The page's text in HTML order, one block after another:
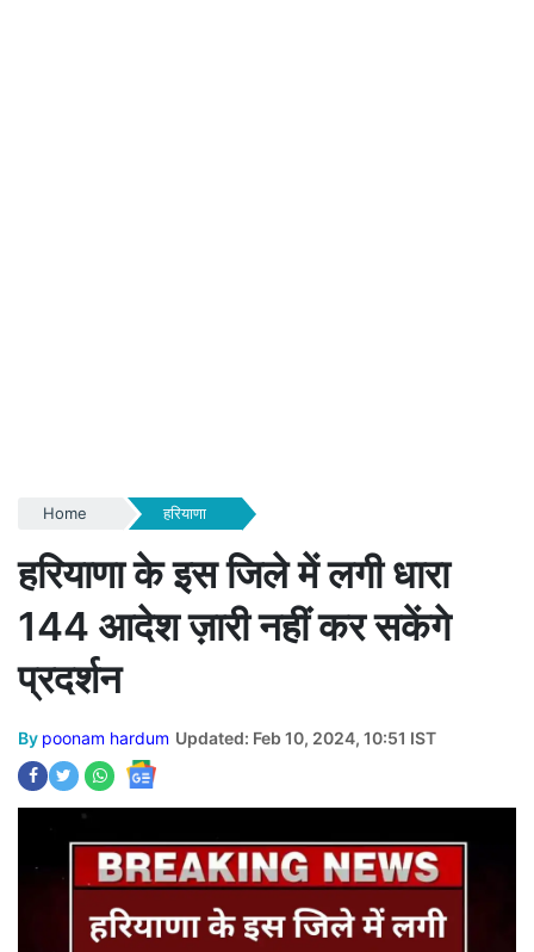
Home हरियाणा
हरियाणा के इस जिले में लगी धारा
144 आदेश ज़ारी नहीं कर सकेंगे
प्रदर्शन
By poonam hardum Updated: Feb 10, 2024, 10:51 IST